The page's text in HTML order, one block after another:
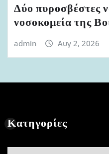
Δύο πυροσβέστες
νοσοκομεία της
admin Αυγ 2, 2026
Κατηγορίες